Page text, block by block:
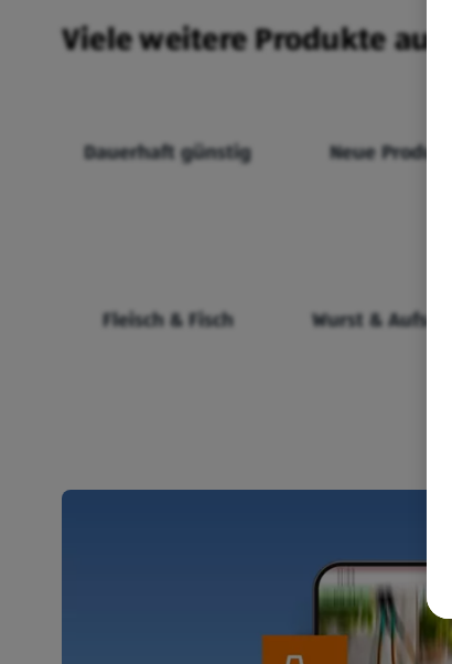
Viele weitere Produkte
Dauerhaft günstig Neue
Fleisch & Fisch Wurst &